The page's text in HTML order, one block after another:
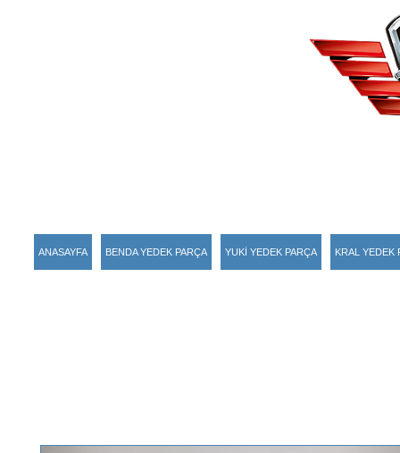
ANASAYFA BENDA YEDEK PARÇA YUKİ YEDEK PARÇA KRAL YEDEK